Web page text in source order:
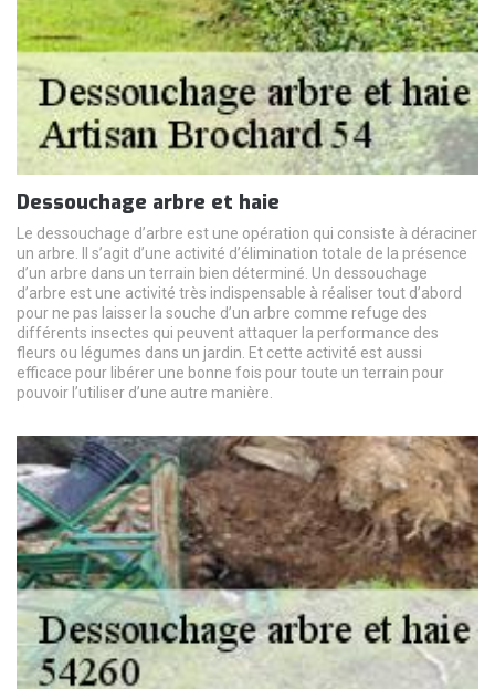
Dessouchage arbre et haie
Le dessouchage d’arbre est une opération qui consiste à déraciner
un arbre. Il s’agit d’une activité d’élimination totale de la présence
d’un arbre dans un terrain bien déterminé. Un dessouchage
d’arbre est une activité très indispensable à réaliser tout d’abord
pour ne pas laisser la souche d’un arbre comme refuge des
différents insectes qui peuvent attaquer la performance des
fleurs ou légumes dans un jardin. Et cette activité est aussi
efficace pour libérer une bonne fois pour toute un terrain pour
pouvoir l’utiliser d’une autre manière.